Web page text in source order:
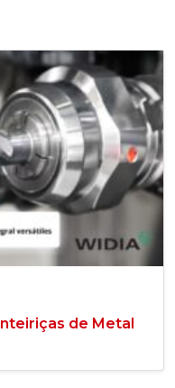
de Metal